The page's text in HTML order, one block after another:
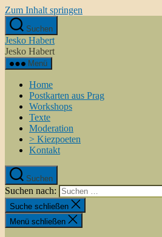
Zum Inhalt springen
Suchen
Jesko Habert
Jesko Habert
Menü
Home
Postkarten aus Prag
Workshops
Texte
Moderation
> Kiezpoeten
Kontakt
Suchen
Suchen nach:
Suche schließen
Menü schließen